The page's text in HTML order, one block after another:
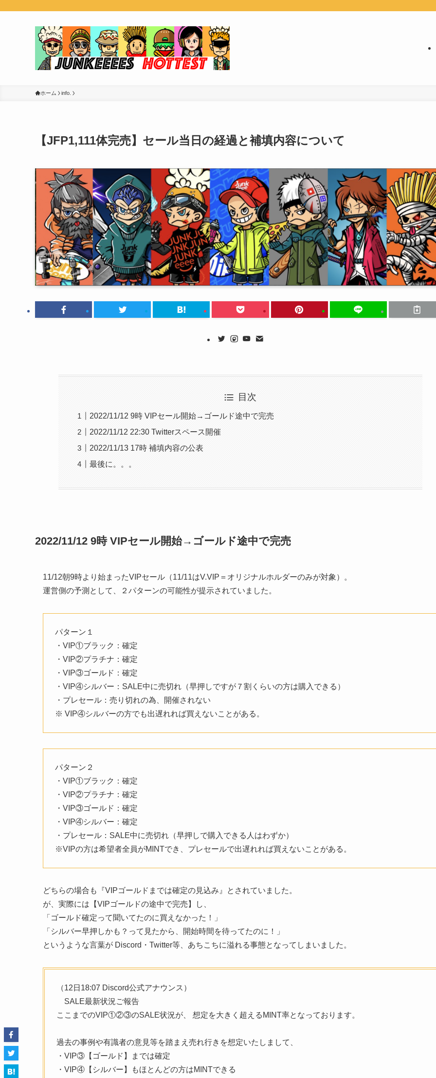
ホーム info.
【JFP1,111体完売】セール当日の経過と補填内容について
目次
2022/11/12 9時 VIPセール開始→ゴールド途中で完売
2022/11/12 22:30 Twitterスペース開催
2022/11/13 17時 補填内容の公表
最後に。。。
2022/11/12 9時 VIPセール開始→ゴールド途中で完売
11/12朝9時より始まったVIPセール（11/11はV.VIP＝オリジナルホルダーのみが対象）。
運営側の予測として、２パターンの可能性が提示されていました。
パターン１
・VIP①ブラック：確定
・VIP②プラチナ：確定
・VIP③ゴールド：確定
・VIP④シルバー：SALE中に売切れ（早押しですが７割くらいの方は購入できる）
・プレセール：売り切れの為、開催されない
※ VIP④シルバーの方でも出遅れれば買えないことがある。
パターン２
・VIP①ブラック：確定
・VIP②プラチナ：確定
・VIP③ゴールド：確定
・VIP④シルバー：確定
・プレセール：SALE中に売切れ（早押しで購入できる人はわずか）
※VIPの方は希望者全員がMINTでき、プレセールで出遅れれば買えないことがある。
どちらの場合も『VIPゴールドまでは確定の見込み』とされていました。
が、実際には【VIPゴールドの途中で完売】し、
「ゴールド確定って聞いてたのに買えなかった！」
「シルバー早押しかも？って見たから、開始時間を待ってたのに！」
というような言葉が Discord・Twitter等、あちこちに溢れる事態となってしまいました。
（12日18:07 Discord公式アナウンス）
SALE最新状況ご報告
ここまでのVIP①②③のSALE状況が、 想定を大きく超えるMINT率となっております。
過去の事例や有識者の意見等を踏まえ売れ行きを想定いたしまして、
・VIP③【ゴールド】までは確定
・VIP④【シルバー】もほとんどの方はMINTできる